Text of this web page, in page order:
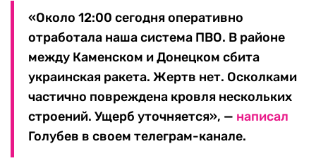
«Около 12:00 сегодня оперативно
отработала наша система ПВО. В районе
между Каменском и Донецком сбита
украинская ракета. Жертв нет. Осколками
частично повреждена кровля нескольких
строений. Ущерб уточняется», — написал
Голубев в своем телеграм-канале.